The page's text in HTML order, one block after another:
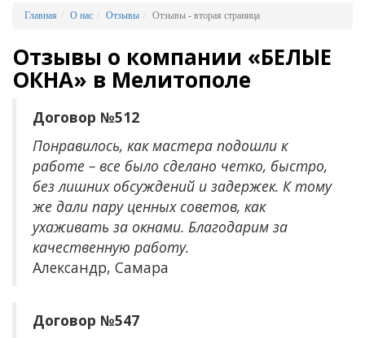
Главная О нас Отзывы Отзывы - вторая страница
Отзывы о компании «БЕЛЫЕ
ОКНА» в Мелитополе
Договор №512
Понравилось, как мастера подошли к
работе – все было сделано четко, быстро,
без лишних обсуждений и задержек. К тому
же дали пару ценных советов, как
ухаживать за окнами. Благодарим за
качественную работу.
Александр, Самара
Договор №547